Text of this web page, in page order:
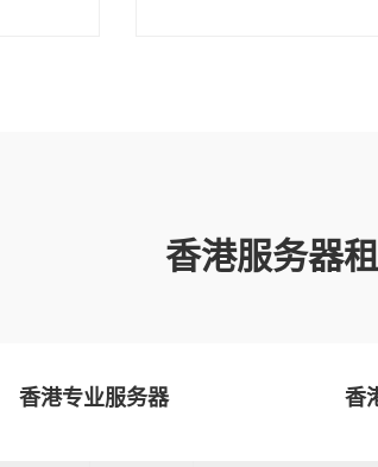
香港服务器
香港专业服务器 香